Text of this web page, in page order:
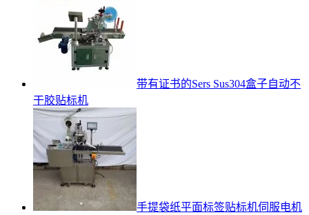
带有证书的Sers Sus304盒子自动不
干胶贴标机
手提袋纸平面标签贴标机伺服电机